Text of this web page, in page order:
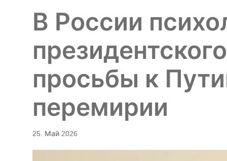
В России
просьбы к
перемирии
25. Май 2026